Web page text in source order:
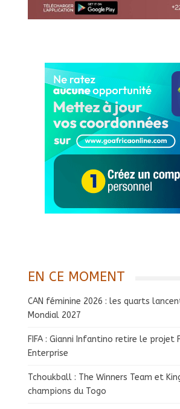
EN CE MOMENT
CAN féminine 2026 : les quarts
Mondial 2027
FIFA : Gianni Infantino retire le projet
Enterprise
Tchoukball : The Winners Team et
champions du Togo